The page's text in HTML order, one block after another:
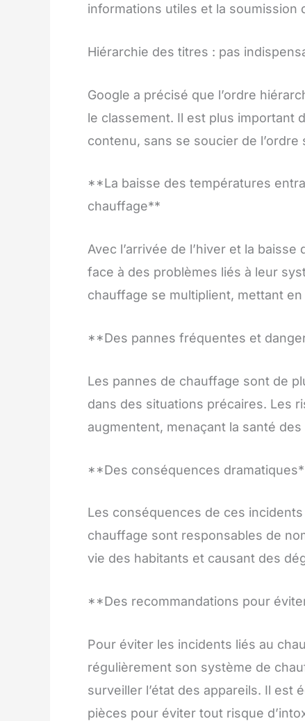
informations utiles et la soumission
Hiérarchie des titres : pas
Google a précisé que l’ordre
le classement. Il est plus important
contenu, sans se soucier de l’ordre
**La baisse des températures
chauffage**
Avec l’arrivée de l’hiver et la
face à des problèmes liés à leur
chauffage se multiplient, mettant
**Des pannes fréquentes et
Les pannes de chauffage sont de
dans des situations précaires. Les
augmentent, menaçant la santé
**Des conséquences
Les conséquences de ces
chauffage sont responsables de
vie des habitants et causant des
**Des recommandations pour
Pour éviter les incidents liés au
régulièrement son système de
surveiller l’état des appareils. Il
pièces pour éviter tout risque